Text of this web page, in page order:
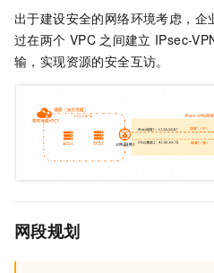
出于建设安全的网络环境考虑，企
过在两个 VPC 之间建立 IPsec-
输，实现资源的安全互访。
网段规划